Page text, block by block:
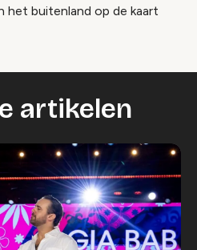
het buitenland op de kaart
artikelen